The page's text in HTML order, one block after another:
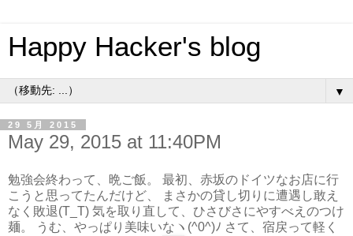
Happy Hacker's blog
▼
29 5月 2015
May 29, 2015 at 11:40PM
勉強会終わって、晩ご飯。 最初、赤坂のドイツなお店に行
こうと思ってたんだけど、 まさかの貸し切りに遭遇し敢え
なく敗退(T_T) 気を取り直して、ひさびさにやすべえのつけ
麺。 うむ、やっぱり美味いなヽ(^0^)ﾉ さて、宿戻って軽く